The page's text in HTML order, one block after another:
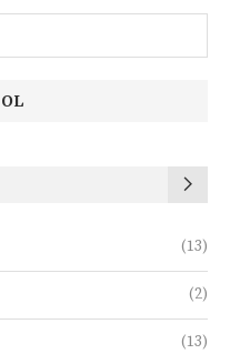
(13)
(2)
(13)